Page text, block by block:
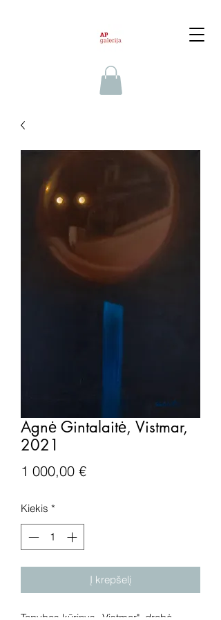
Agnė Gintalaitė, Vistmar,
2021
1 000,00 €Price
Kiekis *
Į krepšelį